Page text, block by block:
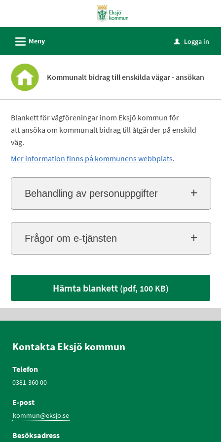
självservice
Eksjö
kommun
L Meny u Logga in
Kommunalt bidrag till enskilda vägar - ansökan
Blankett för vägföreningar inom Eksjö kommun för
att ansöka om kommunalt bidrag till åtgärder på enskild
väg.
Mer information finns på kommunens webbplats.
Behandling av personuppgifter
Frågor om e-tjänsten
Hämta blankett(pdf, 100 KB)
Kontakta Eksjö kommun
Telefon
0381-360 00
E-post
kommun@eksjo.se
Besöksadress